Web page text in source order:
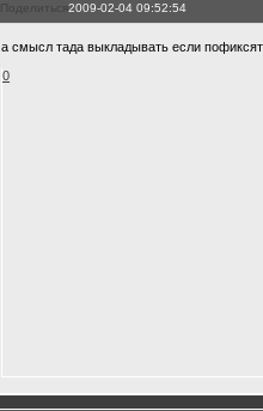
Поделиться2009-02-04 09:52:54
а смысл тада выкладывать если
0